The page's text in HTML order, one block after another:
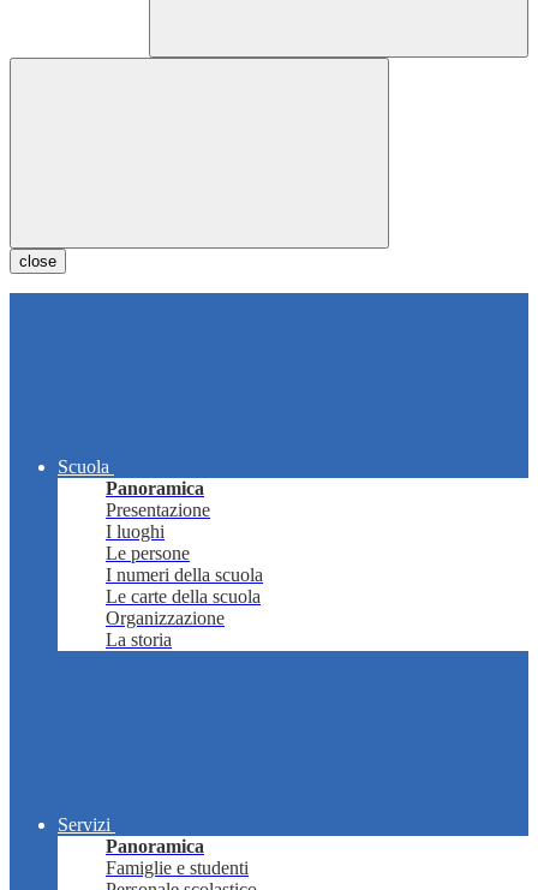
close
Scuola
Panoramica
Presentazione
I luoghi
Le persone
I numeri della scuola
Le carte della scuola
Organizzazione
La storia
Servizi
Panoramica
Famiglie e studenti